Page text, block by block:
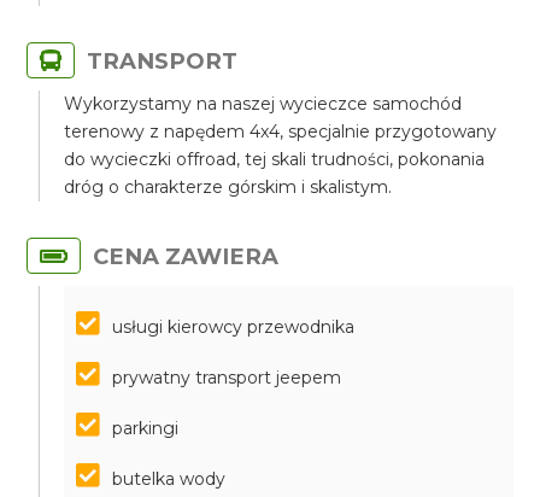
TRANSPORT
Wykorzystamy na naszej wycieczce samochód
terenowy z napędem 4x4, specjalnie przygotowany
do wycieczki offroad, tej skali trudności, pokonania
dróg o charakterze górskim i skalistym.
CENA ZAWIERA
usługi kierowcy przewodnika
prywatny transport jeepem
parkingi
butelka wody